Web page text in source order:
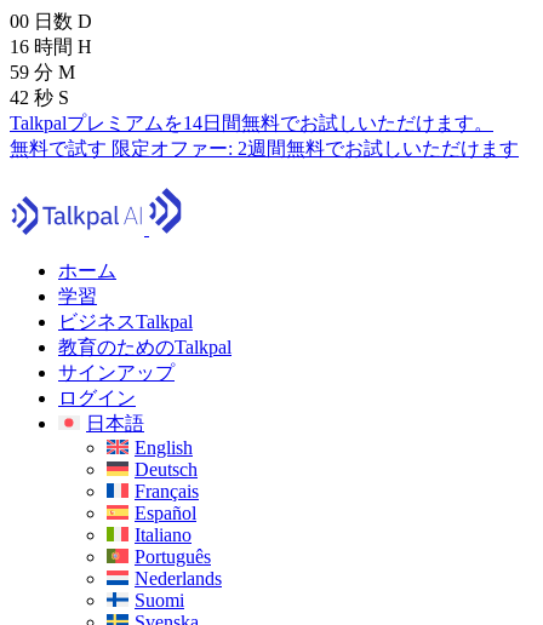
00 日数 D
16 時間 H
59 分 M
41 秒 S
Talkpalプレミアムを14日間無料でお試しいただけます。
無料で試す 限定オファー: 2週間無料でお試しいただけます
ホーム
学習
ビジネスTalkpal
教育のためのTalkpal
サインアップ
ログイン
日本語
English
Deutsch
Français
Español
Italiano
Português
Nederlands
Suomi